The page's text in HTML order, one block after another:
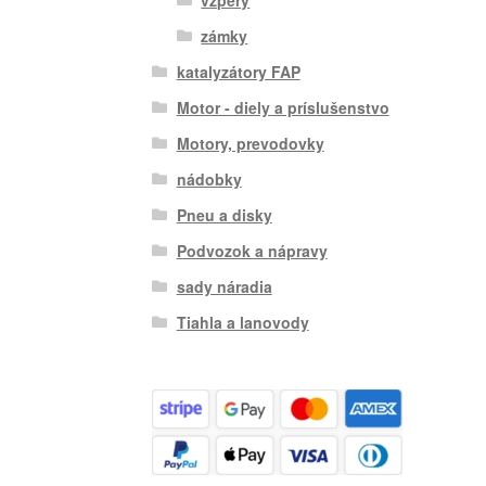
zámky
katalyzátory FAP
Motor - diely a príslušenstvo
Motory, prevodovky
nádobky
Pneu a disky
Podvozok a nápravy
sady náradia
Tiahla a lanovody